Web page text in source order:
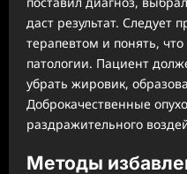
даст результат. Следует
терапевтом и понять,
патологии. Пациент
убрать жировик,
Доброкачественные
раздражительного
Методы